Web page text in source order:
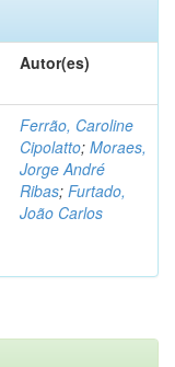
Autor(es)
Ferrão, Caroline
Cipolatto; Moraes,
Jorge André
Ribas; Furtado,
João Carlos